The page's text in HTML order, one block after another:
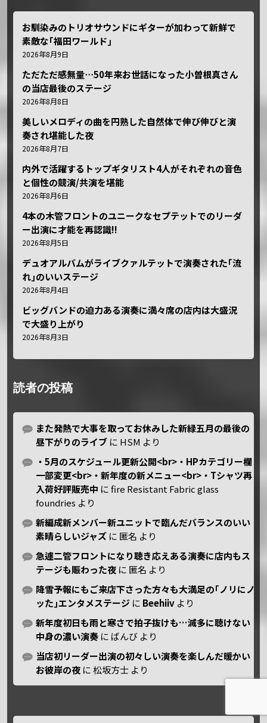
お馴染みのトリオサウンドにギターが加わって新鮮で
素敵な｢福田ワールド｣
2026年8月9日
ただただ感無量⋯50年来お世話になった小曽根真さん
の当店最後のステージ
2026年8月8日
美しいメロディの曲を円熟した自然体で伸び伸びと演
奏され堪能した夜
2026年8月7日
内外で活躍するトップギタリスト4人がそれぞれの音色
と個性の競演/共演を堪能
2026年8月6日
4本の木管フロントのユニークなセプテットでのリーダ
ー出演に才能を再認識!!
2026年8月5日
デュオアルバムがライブクァルテットで演奏された｢流
れ｣のいいステージ
2026年8月4日
ビッグバンドの迫力ある演奏に満々席の店内は大盛況
で大盛り上がり
2026年8月3日
読者の投稿
また発熱で大事を取ってお休みした新緑五月の最後の
昼下がりのライブ に HSM より
・5月のスケジュール更新公開<br>・HPカテゴリー欄
一部変更<br>・新年度の新メニュー<br>・Tシャツ再
入荷好評販売中 にfire Resistant Fabric glass
foundries より
新編成新メンバー新ユニットで臨んだバランスのいい
素晴らしいジャズ に 匿名 より
急遽二管フロントになり聴き応えある演奏に店内もス
テージも賑わった夜 に 匿名 より
降雪予報にもご来店下さった方々も大満足の｢ノリにノ
ッた｣エンタメステージ に Beehiiv より
新年度初日も雨と寒さで拍子抜けも…滅多に聴けない
中身の濃い演奏 に ばんび より
当店初リーダー出演の初々しい演奏を楽しんだ暖かい
お彼岸の夜 に松坂方士 より